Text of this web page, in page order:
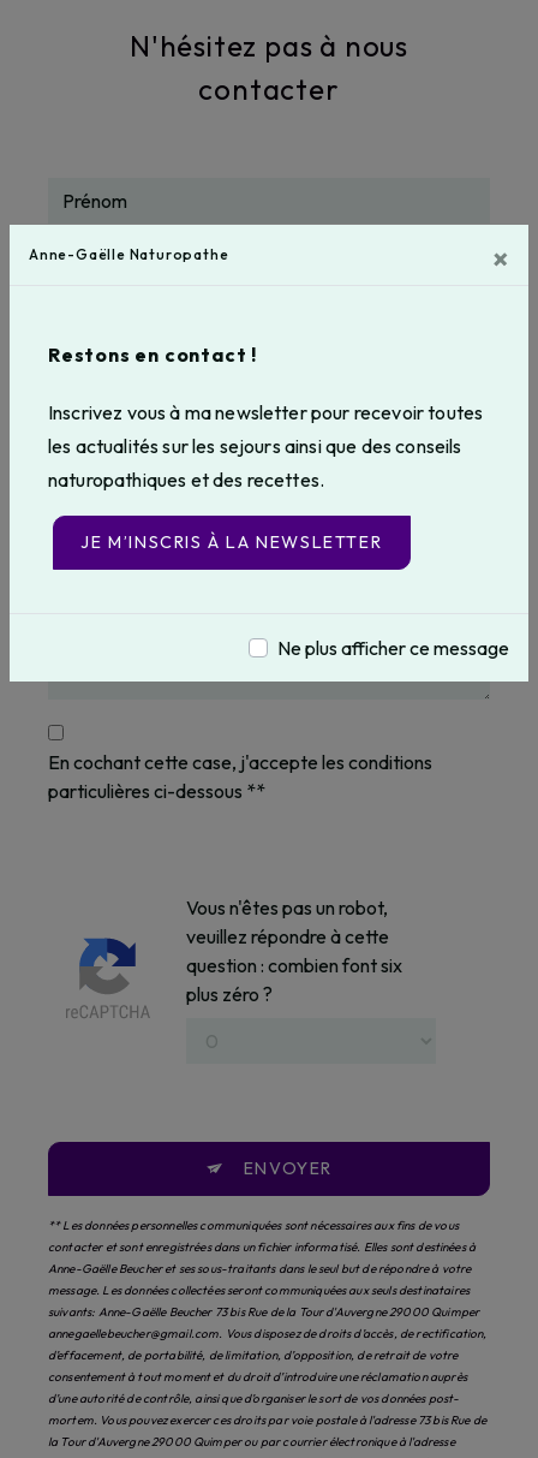
Anne-Gaëlle Naturopathe ×
Restons en contact !
Inscrivez vous à ma newsletter pour recevoir toutes
les actualités sur les sejours ainsi que des conseils
naturopathiques et des recettes.
JE M’INSCRIS À LA NEWSLETTER
Ne plus afficher ce message
N'hésitez pas à nous
contacter
En cochant cette case, j'accepte les conditions
particulières ci-dessous **
Vous n'êtes pas un robot,
veuillez répondre à cette
question : combien font six
plus zéro ?
ENVOYER
** Les données personnelles communiquées sont nécessaires aux fins de vous
contacter et sont enregistrées dans un fichier informatisé. Elles sont destinées à
Anne-Gaëlle Beucher et ses sous-traitants dans le seul but de répondre à votre
message. Les données collectées seront communiquées aux seuls destinataires
suivants: Anne-Gaëlle Beucher 73 bis Rue de la Tour d'Auvergne 29000 Quimper
annegaellebeucher@gmail.com. Vous disposez de droits d’accès, de rectification,
d’effacement, de portabilité, de limitation, d’opposition, de retrait de votre
consentement à tout moment et du droit d’introduire une réclamation auprès
d’une autorité de contrôle, ainsi que d’organiser le sort de vos données post-
mortem. Vous pouvez exercer ces droits par voie postale à l'adresse 73 bis Rue de
la Tour d'Auvergne 29000 Quimper ou par courrier électronique à l'adresse